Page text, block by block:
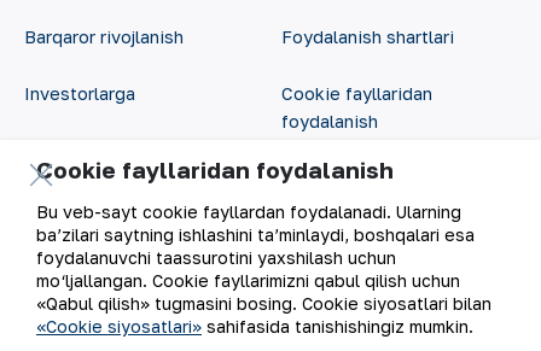
Barqaror rivojlanish
Investorlarga
Karyera
Raqamli hukumat
Foydalanish shartlari
Cookie fayllaridan
foydalanish
Ochiq ma'lumotlar
RSS feed
Cookie fayllaridan foydalanish
Bu veb-sayt cookie fayllardan foydalanadi. Ularning
ba’zilari saytning ishlashini ta’minlaydi, boshqalari esa
foydalanuvchi taassurotini yaxshilash uchun
mo‘ljallangan. Cookie fayllarimizni qabul qilish uchun
«Qabul qilish» tugmasini bosing. Cookie siyosatlari bilan
«Cookie siyosatlari» sahifasida tanishishingiz mumkin.